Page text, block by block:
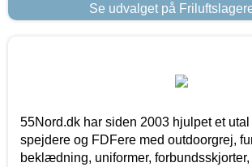
Se udvalget på
55Nord.dk har siden 2003 hjulpet et utal
spejdere og FDFere med outdoorgrej,
beklædning, uniformer, forbundsskjorter,